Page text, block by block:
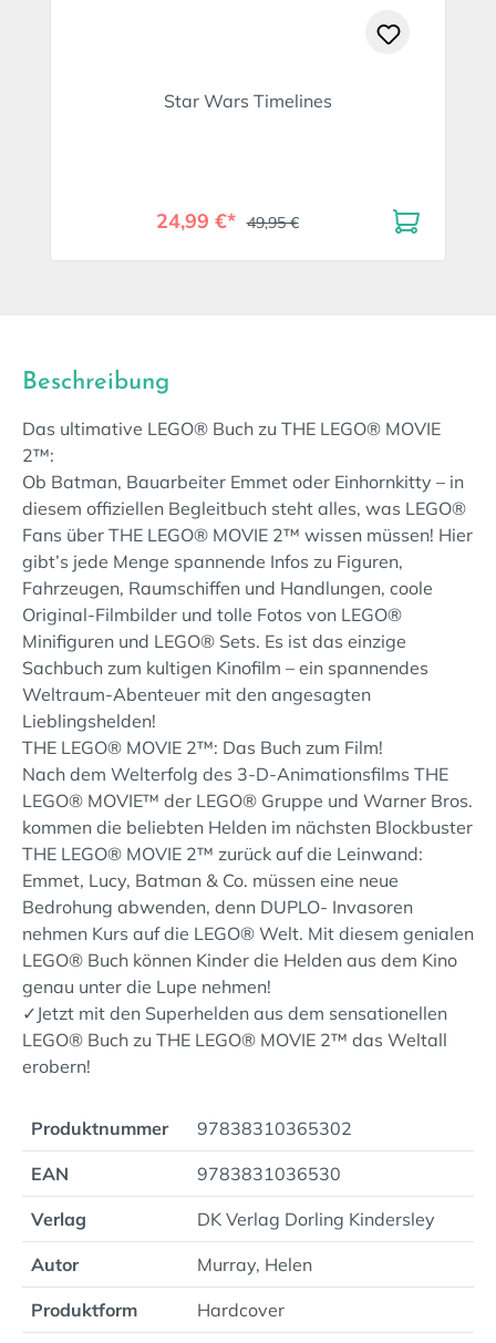
Star Wars Timelines
24,99 €* 49,95 €
Beschreibung
Das ultimative LEGO® Buch zu THE LEGO® MOVIE
2™:
Ob Batman, Bauarbeiter Emmet oder Einhornkitty – in
diesem offiziellen Begleitbuch steht alles, was LEGO®
Fans über THE LEGO® MOVIE 2™ wissen müssen! Hier
gibt’s jede Menge spannende Infos zu Figuren,
Fahrzeugen, Raumschiffen und Handlungen, coole
Original-Filmbilder und tolle Fotos von LEGO®
Minifiguren und LEGO® Sets. Es ist das einzige
Sachbuch zum kultigen Kinofilm – ein spannendes
Weltraum-Abenteuer mit den angesagten
Lieblingshelden!
THE LEGO® MOVIE 2™: Das Buch zum Film!
Nach dem Welterfolg des 3-D-Animationsfilms THE
LEGO® MOVIE™ der LEGO® Gruppe und Warner Bros.
kommen die beliebten Helden im nächsten Blockbuster
THE LEGO® MOVIE 2™ zurück auf die Leinwand:
Emmet, Lucy, Batman & Co. müssen eine neue
Bedrohung abwenden, denn DUPLO- Invasoren
nehmen Kurs auf die LEGO® Welt. Mit diesem genialen
LEGO® Buch können Kinder die Helden aus dem Kino
genau unter die Lupe nehmen!
✓Jetzt mit den Superhelden aus dem sensationellen
LEGO® Buch zu THE LEGO® MOVIE 2™ das Weltall
erobern!
Produktnummer 97838310365302
EAN 9783831036530
Verlag DK Verlag Dorling Kindersley
Autor Murray, Helen
Produktform Hardcover